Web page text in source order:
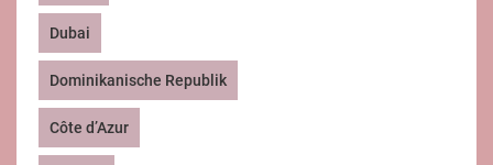
Dubai
Dominikanische Republik
Côte d’Azur